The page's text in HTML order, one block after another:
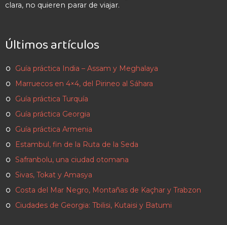
clara, no quieren parar de viajar.
Últimos artículos
Guía práctica India – Assam y Meghalaya
Marruecos en 4×4, del Pirineo al Sáhara
Guía práctica Turquía
Guía práctica Georgia
Guía práctica Armenia
Estambul, fin de la Ruta de la Seda
Safranbolu, una ciudad otomana
Sivas, Tokat y Amasya
Costa del Mar Negro, Montañas de Kaçhar y Trabzon
Ciudades de Georgia: Tbilisi, Kutaisi y Batumi